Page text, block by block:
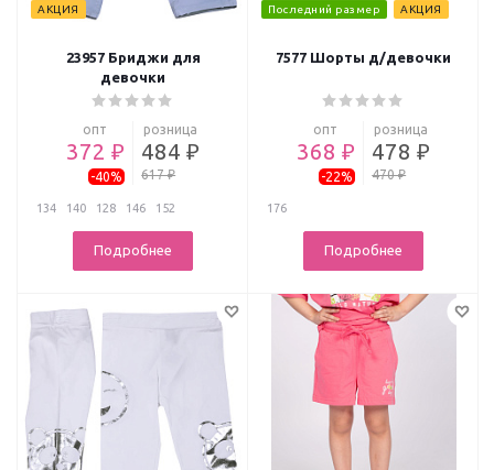
АКЦИЯ
23957 Бриджи для
девочки
опт
372 ₽
-40%
розница
484 ₽
617 ₽
134 140 128 146 152
Подробнее
Последний размер АКЦИЯ
7577 Шорты д/девочки
опт
368 ₽
-22%
розница
478 ₽
470 ₽
176
Подробнее